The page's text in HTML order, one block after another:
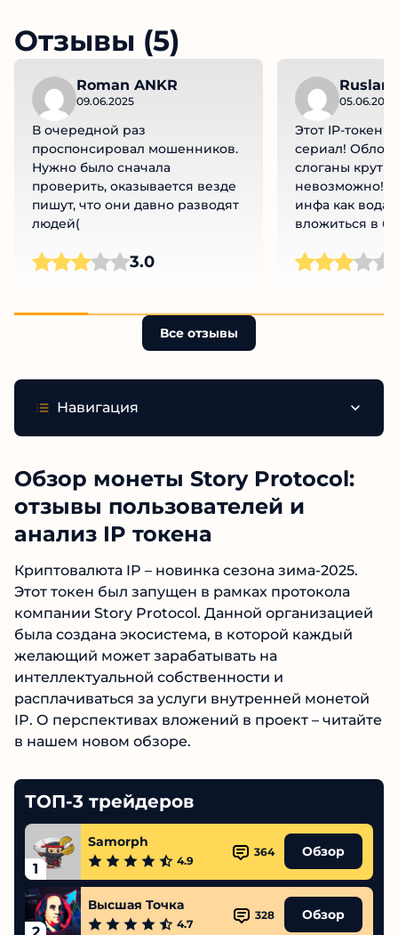
Отзывы (5)
Roman ANKR
В очередной раз
проспонсировал мошенников.
Нужно было сначала
проверить, оказывается везде
пишут, что они давно разводят
Ruslan
Этот IP-токен
сериал!
слоганы
невозможно!
инфа как вода.
авторства, а в
понял я
не получил!
Все отзывы
Обзор монеты Story Protocol:
отзывы пользователей и
анализ IP токена
Криптовалюта IP – новинка сезона зима-2025.
Этот токен был запущен в рамках протокола
компании Story Protocol. Данной
организацией была создана экосистема, в
которой каждый желающий может
зарабатывать на интеллектуальной
собственности и расплачиваться за услуги
внутренней монетой IP. О перспективах
обзоре.
ТОП-3 трейдеров
1
Samorph
364 Обзор